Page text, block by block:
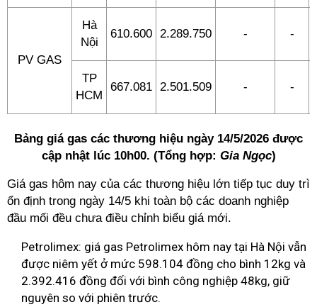
PV GAS
Hà
Nội
610.600 2.289.750 - -
TP
HCM
667.081 2.501.509 - -
Bảng giá gas các thương hiệu ngày 14/5/2026 được
cập nhật lúc 10h00. (Tổng hợp: Gia Ngọc)
Giá gas hôm nay của các thương hiệu lớn tiếp tục duy trì
ổn định trong ngày 14/5 khi toàn bộ các doanh nghiệp
đầu mối đều chưa điều chỉnh biểu giá mới.
Petrolimex: giá gas Petrolimex hôm nay tại Hà Nội vẫn
được niêm yết ở mức 598.104 đồng cho bình 12kg và
2.392.416 đồng đối với bình công nghiệp 48kg, giữ
nguyên so với phiên trước.